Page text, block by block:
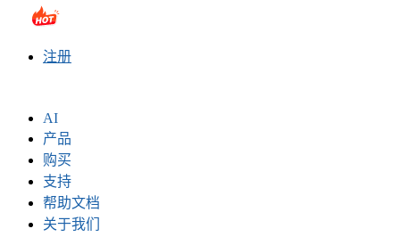
sales@e-iceblue.com
注册
AI
产品
购买
支持
帮助文档
关于我们